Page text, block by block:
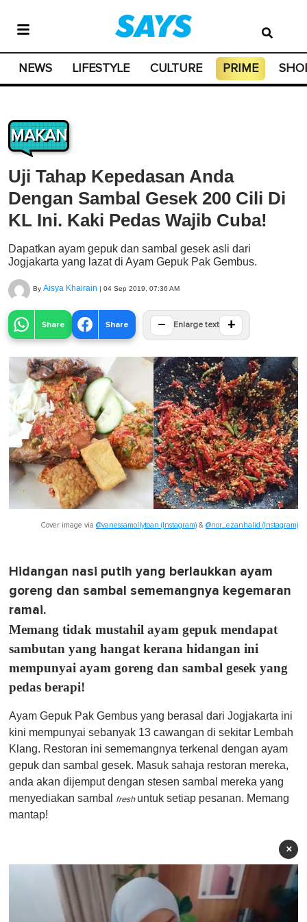
NEWS LIFESTYLE CULTURE PRIME
MAKAN
Uji Tahap Kepedasan Anda
Dengan Sambal Gesek 200 Cili Di
KL Ini. Kaki Pedas Wajib Cuba!
Dapatkan ayam gepuk dan sambal gesek asli dari
Jogjakarta yang lazat di Ayam Gepuk Pak Gembus.
By Aisya Khairain | 04 Sep 2019, 07:36 AM
Share Share − Enlarge text +
Cover image via @vanessamollytoan (Instagram) & @nor_ezanhalid (Instagram)
Hidangan nasi putih yang berlaukkan ayam
goreng dan sambal sememangnya kegemaran
ramai.
Memang tidak mustahil ayam gepuk mendapat
sambutan yang hangat kerana hidangan ini
mempunyai ayam goreng dan sambal gesek yang
pedas berapi!
Ayam Gepuk Pak Gembus yang berasal dari Jogjakarta ini
kini mempunyai sebanyak 13 cawangan di sekitar Lembah
Klang. Restoran ini sememangnya terkenal dengan ayam
gepuk dan sambal gesek. Masuk sahaja restoran mereka,
anda akan dijemput dengan stesen sambal mereka yang
menyediakan sambal
fresh untuk setiap pesanan. Memang
mantap!
×